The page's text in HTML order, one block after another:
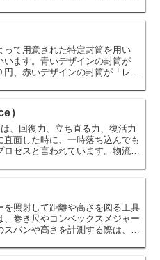
って用意された特定封筒を用い
ます。青いデザインの封筒が
円、赤いデザインの封筒が「レタ
）
、回復力、立ち直る力、復活力
面した時に、一時落ち込んでも
セスと言われています。物流現
を照射して距離や高さを図る工具
巻き尺やコンベックスメジャー
パンや高さを計測する際は、レ